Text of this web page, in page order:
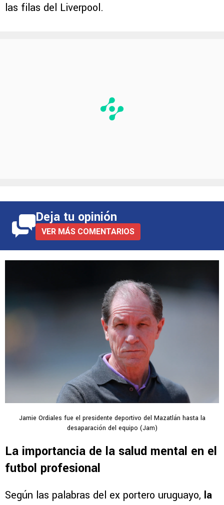
las filas del Liverpool.
Deja tu opinión
VER MÁS COMENTARIOS
Jamie Ordiales fue el presidente deportivo del Mazatlán hasta la
desaparación del equipo (Jam)
La importancia de la salud mental en el
futbol profesional
Según las palabras del ex portero uruguayo, la